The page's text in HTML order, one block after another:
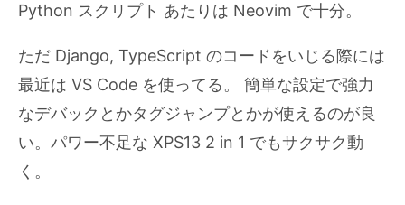
Python スクリプト あたりは Neovim で十分。
ただ Django, TypeScript のコードをいじる際には
最近は VS Code を使ってる。 簡単な設定で強力
なデバックとかタグジャンプとかが使えるのが良
い。パワー不足な XPS13 2 in 1 でもサクサク動
く。